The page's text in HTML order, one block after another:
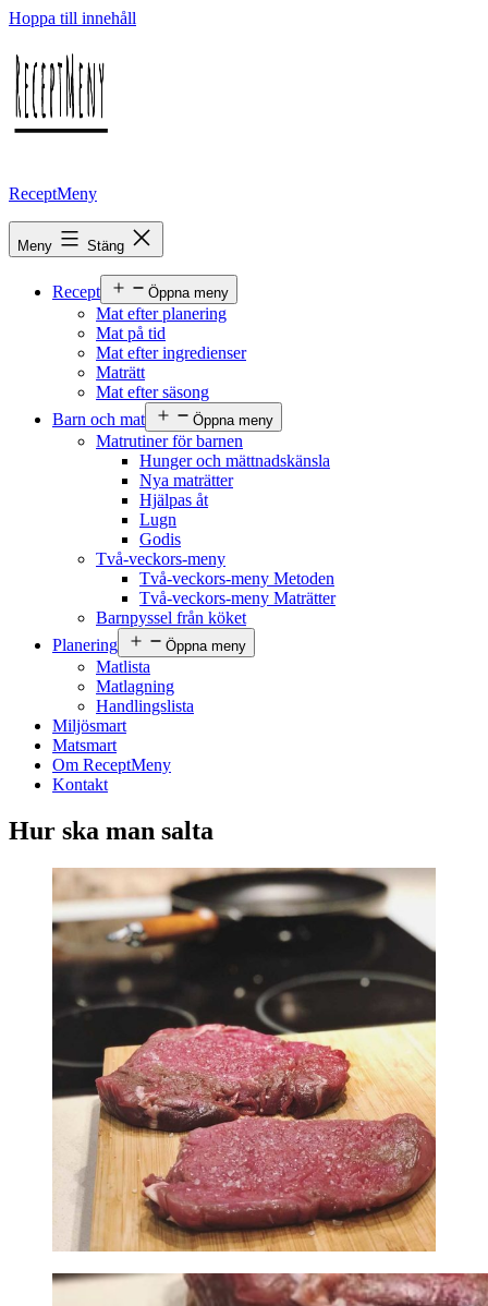
Hoppa till innehåll
ReceptMeny
Meny Stäng
Recept Öppna meny
Mat efter planering
Mat på tid
Mat efter ingredienser
Maträtt
Mat efter säsong
Barn och mat
Öppna meny
Matrutiner för barnen
Hunger och mättnadskänsla
Nya maträtter
Hjälpas åt
Lugn
Godis
Två-veckors-meny
Två-veckors-meny Metoden
Två-veckors-meny Maträtter
Barnpyssel från köket
Planering
Öppna meny
Matlista
Matlagning
Handlingslista
Miljösmart
Matsmart
Om ReceptMeny
Kontakt
Hur ska man salta